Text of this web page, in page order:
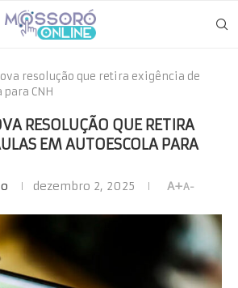
resolução que retira exigência de
CNH
RESOLUÇÃO QUE RETIRA
EM AUTOESCOLA PARA
dezembro 2, 2025 A+A-